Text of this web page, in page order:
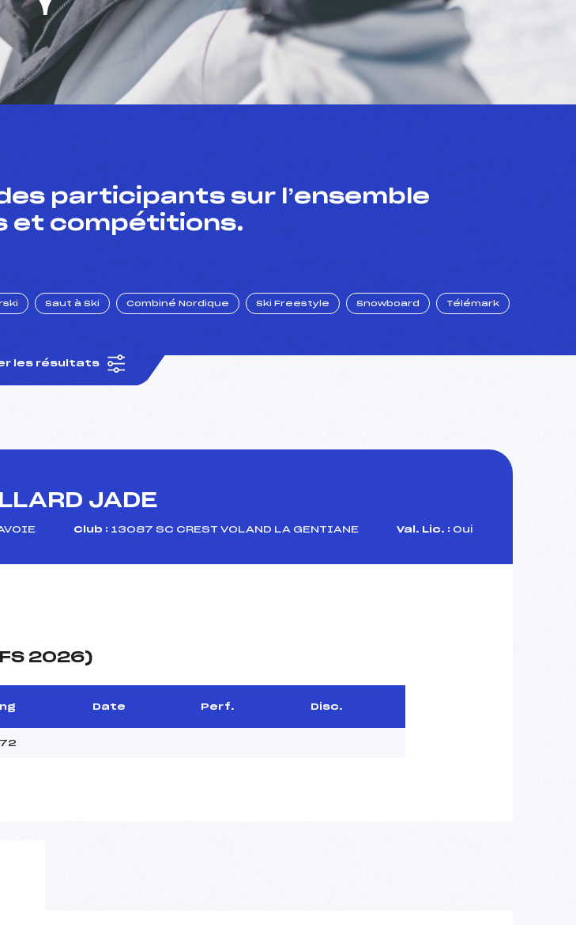
participants sur l’ensemble
et compétitions.
Saut à Ski Combiné Nordique Ski Freestyle Snowboard Télémark
les résultats
JADE
Club : 13087 SC CREST VOLAND LA GENTIANE Val. Lic. : Oui
2026)
Date Perf. Disc.